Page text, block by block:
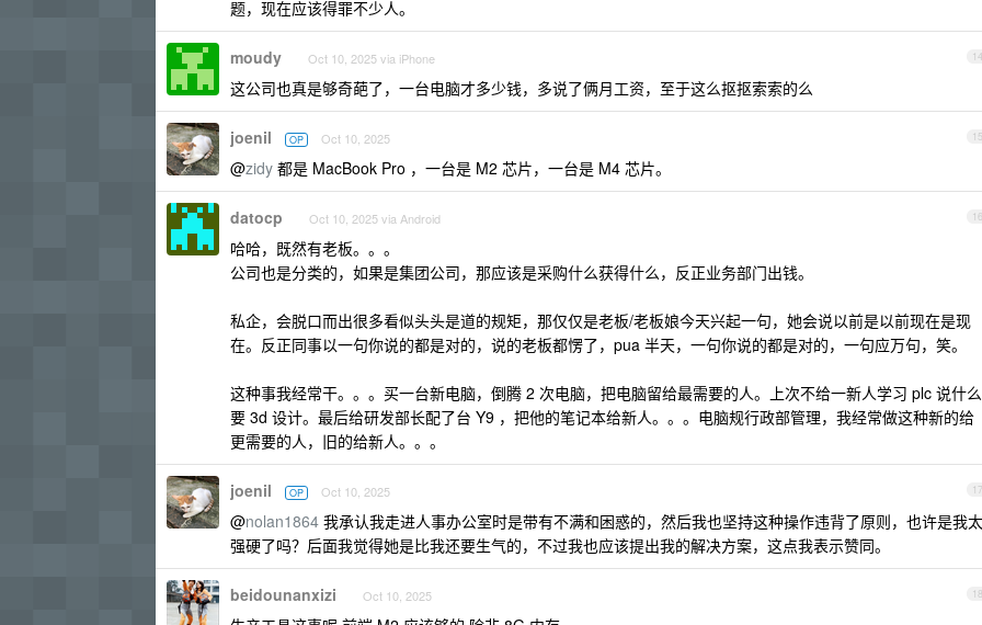
题，现在应该得罪不少人。
14
moudy Oct 10, 2025 via iPhone
这公司也真是够奇葩了，一台电脑才多少钱，多说了俩月工资，至于这么抠抠索索的么
15
joenil OP Oct 10, 2025
@zidy 都是 MacBook Pro ，一台是 M2 芯片，一台是 M4 芯片。
16
datocp Oct 10, 2025 via Android
哈哈，既然有老板。。。
公司也是分类的，如果是集团公司，那应该是采购什么获得什么，反正业务部门出钱。
私企，会脱口而出很多看似头头是道的规矩，那仅仅是老板/老板娘今天兴起一句，她会说以前是以前现在是现
在。反正同事以一句你说的都是对的，说的老板都愣了，pua 半天，一句你说的都是对的，一句应万句，笑。
这种事我经常干。。。买一台新电脑，倒腾 2 次电脑，把电脑留给最需要的人。上次不给一新人学习 plc 说什么
要 3d 设计。最后给研发部长配了台 Y9 ，把他的笔记本给新人。。。电脑规行政部管理，我经常做这种新的给
更需要的人，旧的给新人。。。
17
joenil OP Oct 10, 2025
@nolan1864 我承认我走进人事办公室时是带有不满和困惑的，然后我也坚持这种操作违背了原则，也许是我太
强硬了吗？后面我觉得她是比我还要生气的，不过我也应该提出我的解决方案，这点我表示赞同。
18
beidounanxizi Oct 10, 2025